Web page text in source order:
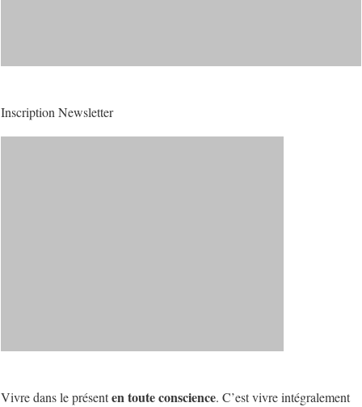
Inscription Newsletter
Vivre dans le présenten toute conscience. C’est vivre intégralement